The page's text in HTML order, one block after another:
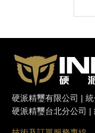
硬派精璽有限公司 |
硬派精璽台北分公司 |